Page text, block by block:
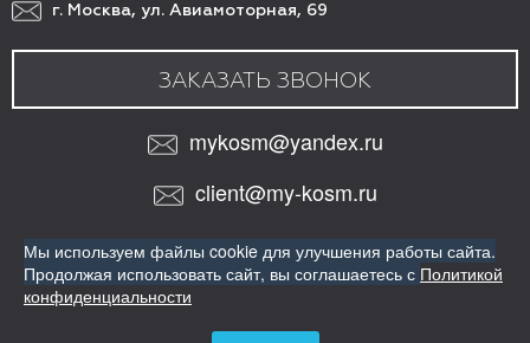
г. Москва, ул. Авиамоторная, 69
ЗАКАЗАТЬ ЗВОНОК
mykosm@yandex.ru
client@my-kosm.ru
МЫ В СОЦИАЛЬНЫХ СЕТЯХ:
VK
ИНТЕРНЕТ-МАГАЗИН ПРОФЕССИОНАЛЬНОЙ КОСМЕТИКИ
Мы используем файлы cookie для улучшения работы сайта.
Продолжая использовать сайт, вы соглашаетесь с Политикой
конфиденциальности